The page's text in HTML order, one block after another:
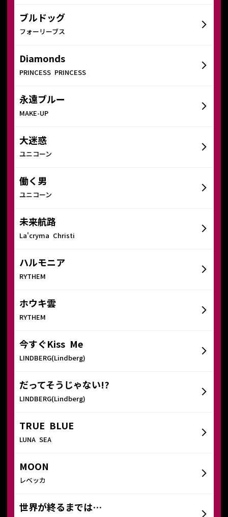
ブルドッグ
フォーリーブス
Diamonds
PRINCESS PRINCESS
永遠ブルー
MAKE-UP
大迷惑
ユニコーン
働く男
ユニコーン
未来航路
La'cryma Christi
ハルモニア
RYTHEM
ホウキ雲
RYTHEM
今すぐKiss Me
LINDBERG(Lindberg)
だってそうじゃない!?
LINDBERG(Lindberg)
TRUE BLUE
LUNA SEA
MOON
レベッカ
世界が終るまでは…